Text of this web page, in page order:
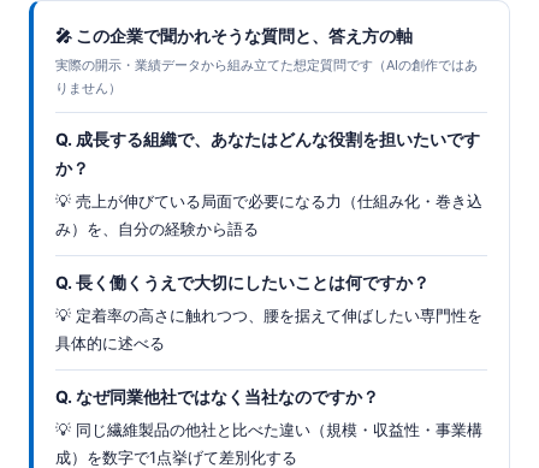
🎤 この企業で聞かれそうな質問と、答え方の軸
実際の開示・業績データから組み立てた想定質問です（AIの創作ではあ
りません）
Q. 成長する組織で、あなたはどんな役割を担いたいです
か？
💡 売上が伸びている局面で必要になる力（仕組み化・巻き込
み）を、自分の経験から語る
Q. 長く働くうえで大切にしたいことは何ですか？
💡 定着率の高さに触れつつ、腰を据えて伸ばしたい専門性を
具体的に述べる
Q. なぜ同業他社ではなく当社なのですか？
💡 同じ繊維製品の他社と比べた違い（規模・収益性・事業構
成）を数字で1点挙げて差別化する